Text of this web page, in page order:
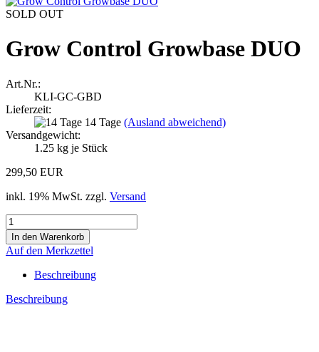
SOLD OUT
Grow Control Growbase DUO
Art.Nr.:
KLI-GC-GBD
Lieferzeit:
14 Tage (Ausland abweichend)
Versandgewicht:
1.25 kg je Stück
299,50 EUR
inkl. 19% MwSt. zzgl. Versand
Auf den Merkzettel
Beschreibung
Beschreibung